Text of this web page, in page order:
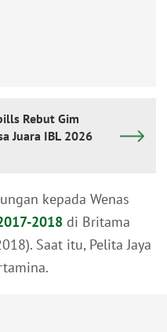
Rebut Gim
Juara IBL 2026
kepada Wenas
2018 di Britama
Saat itu, Pelita Jaya